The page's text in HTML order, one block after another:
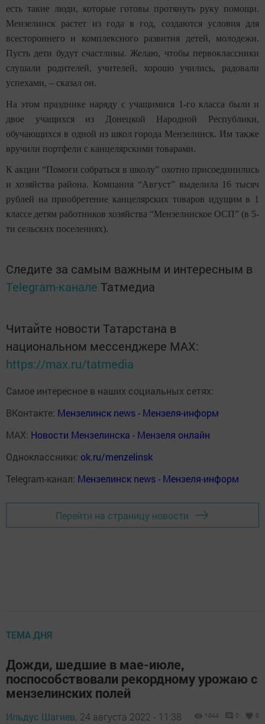
есть такие люди, которые готовы протянуть руку помощи.
Мензелинск растет из года в год, создаются условия для
всестороннего и комплексного развития детей, молодежи.
Пусть дети будут счастливы. Желаю, чтобы первоклассники
слушали родителей, учителей, хорошо учились, радовали
успехами, – сказал он.
На этом празднике наряду с учащимися 1-го класса были и
двое учащихся из Донецкой Народной Республики,
обучающихся в одной из школ города Мензелинск. Им также
вручили портфели с канцелярскими товарами.
К акции “Помоги собраться в школу” охотно присоединились
и хозяйства района. Компания “Август” выделила 16 тысяч
рублей на приобретение канцелярских товаров идущим в 1
классе детям работников хозяйства “Мензелинское ОСП” (в 5-
ти сельских поселениях).
Следите за самым важным и интересным в
Telegram-канале Татмедиа
Читайте новости Татарстана в
национальном мессенджере MАХ:
https://max.ru/tatmedia
Самое интересное в наших социальных сетях:
ВКонтакте: Мензелинск news - Мензеля-информ
MAX: Новости Мензелинска - Мензеля онлайн
Одноклассники: ok.ru/menzelinsk
Telegram-канал: Мензелинск news - Мензеля-информ
Перейти на страницу новости
ТЕМА ДНЯ
Дожди, шедшие в мае-июле,
поспособствовали рекордному урожаю с
мензелинских полей
Ильдус Шагиев, 24 августа 2022 - 11:38 1044 0 0